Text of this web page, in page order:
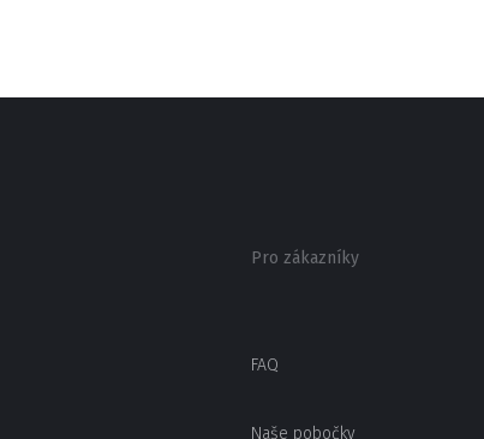
Pro zákazníky
FAQ
Naše pobočky